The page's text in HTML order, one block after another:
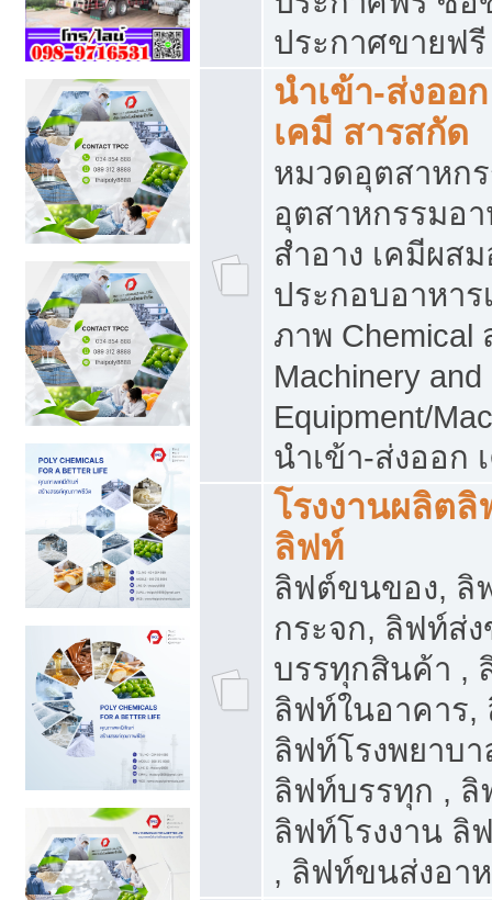
ประกาศขายฟรี
นำเข้า-ส่งออ
เคมี สารสกัด
หมวดอุตสาหก
อุตสาหกรรมอา
สำอาง เคมีผส
ประกอบอาหาร
ภาพ Chemical
Machinery
Equipment/
นำเข้า-ส่งออก
โรงงานผลิต
ลิฟท์
ลิฟต์ขนของ, ลิ
กระจก, ลิฟท์ส่
บรรทุกสินค้า ,
ลิฟท์ในอาคาร,
ลิฟท์โรงพยาบ
ลิฟท์บรรทุก ,
ลิฟท์โรงงาน ลิ
, ลิฟท์ขนส่งอา